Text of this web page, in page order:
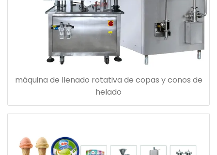
máquina de llenado rotativa de copas y conos de
helado